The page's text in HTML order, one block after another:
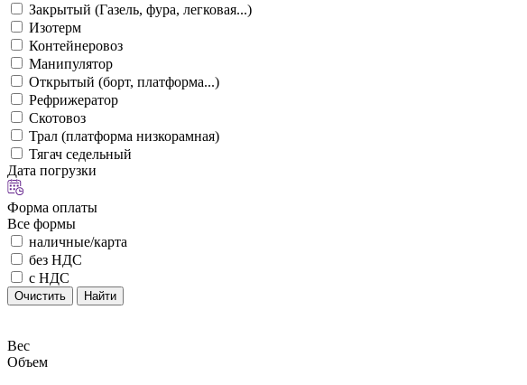
Закрытый (Газель, фура, легковая...)
Изотерм
Контейнеровоз
Манипулятор
Открытый (борт, платформа...)
Рефрижератор
Скотовоз
Трал (платформа низкорамная)
Тягач седельный
Дата погрузки
Форма оплаты
Все формы
наличные/карта
без НДС
с НДС
Очистить Найти
Вес
Объем